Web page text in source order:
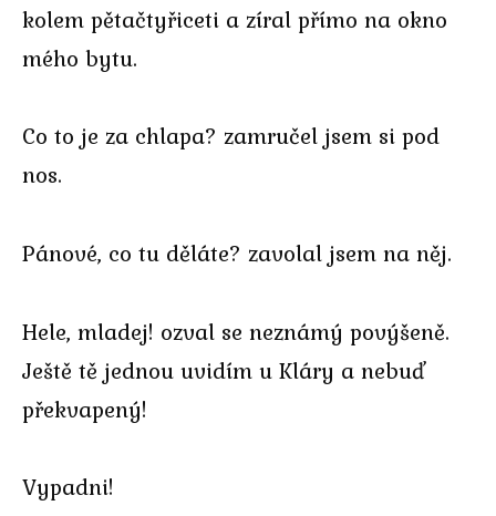
kolem pětačtyřiceti a zíral přímo na okno
mého bytu.
Co to je za chlapa? zamručel jsem si pod
nos.
Pánové, co tu děláte? zavolal jsem na něj.
Hele, mladej! ozval se neznámý povýšeně.
Ještě tě jednou uvidím u Kláry a nebuď
překvapený!
Vypadni!